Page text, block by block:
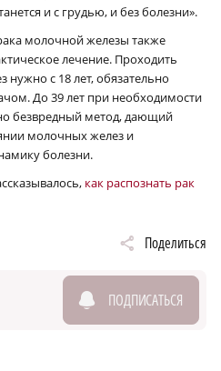
и с грудью, и без болезни».
молочной железы также
лечение. Проходить
с 18 лет, обязательно
До 39 лет при необходимости
безвредный метод, дающий
молочных желез и
болезни.
как распознать рак
Поделиться
ПОДПИСАТЬСЯ